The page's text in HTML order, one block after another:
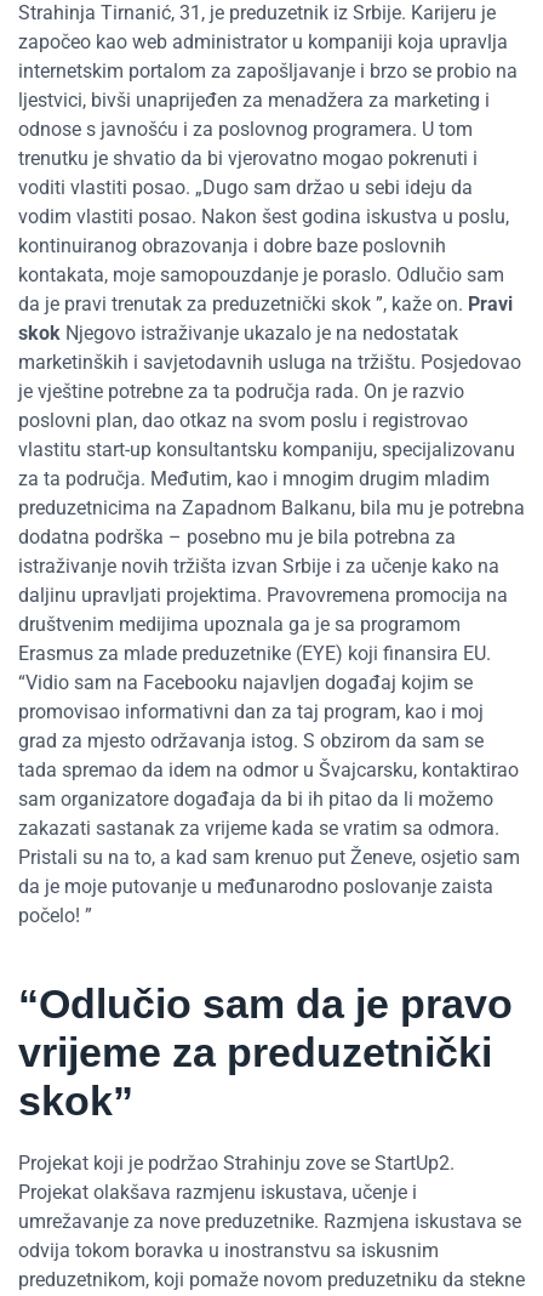
Strahinja Tirnanić, 31, je preduzetnik iz Srbije. Karijeru je
započeo kao web administrator u kompaniji koja upravlja
internetskim portalom za zapošljavanje i brzo se probio na
ljestvici, bivši unaprijeđen za menadžera za marketing i
odnose s javnošću i za poslovnog programera. U tom
trenutku je shvatio da bi vjerovatno mogao pokrenuti i
voditi vlastiti posao. „Dugo sam držao u sebi ideju da
vodim vlastiti posao. Nakon šest godina iskustva u poslu,
kontinuiranog obrazovanja i dobre baze poslovnih
kontakata, moje samopouzdanje je poraslo. Odlučio sam
da je pravi trenutak za preduzetnički skok ”, kaže on. Pravi
skok Njegovo istraživanje ukazalo je na nedostatak
marketinških i savjetodavnih usluga na tržištu. Posjedovao
je vještine potrebne za ta područja rada. On je razvio
poslovni plan, dao otkaz na svom poslu i registrovao
vlastitu start-up konsultantsku kompaniju, specijalizovanu
za ta područja. Međutim, kao i mnogim drugim mladim
preduzetnicima na Zapadnom Balkanu, bila mu je potrebna
dodatna podrška – posebno mu je bila potrebna za
istraživanje novih tržišta izvan Srbije i za učenje kako na
daljinu upravljati projektima. Pravovremena promocija na
društvenim medijima upoznala ga je sa programom
Erasmus za mlade preduzetnike (EYE) koji finansira EU.
“Vidio sam na Facebooku najavljen događaj kojim se
promovisao informativni dan za taj program, kao i moj
grad za mjesto održavanja istog. S obzirom da sam se
tada spremao da idem na odmor u Švajcarsku, kontaktirao
sam organizatore događaja da bi ih pitao da li možemo
zakazati sastanak za vrijeme kada se vratim sa odmora.
Pristali su na to, a kad sam krenuo put Ženeve, osjetio sam
da je moje putovanje u međunarodno poslovanje zaista
počelo! ”
“Odlučio sam da je pravo
vrijeme za preduzetnički
skok”
Projekat koji je podržao Strahinju zove se StartUp2.
Projekat olakšava razmjenu iskustava, učenje i
umrežavanje za nove preduzetnike. Razmjena iskustava se
odvija tokom boravka u inostranstvu sa iskusnim
preduzetnikom, koji pomaže novom preduzetniku da stekne